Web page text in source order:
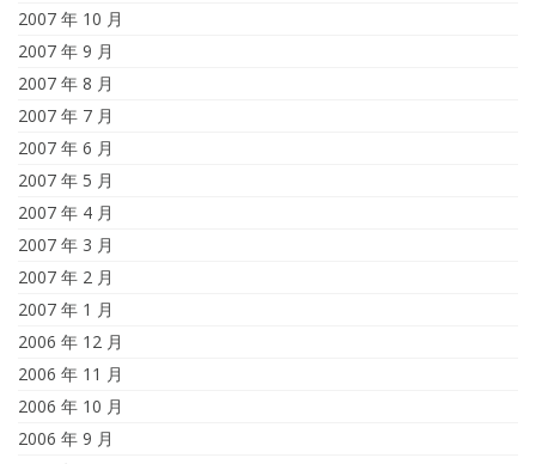
2007 年 10 月
2007 年 9 月
2007 年 8 月
2007 年 7 月
2007 年 6 月
2007 年 5 月
2007 年 4 月
2007 年 3 月
2007 年 2 月
2007 年 1 月
2006 年 12 月
2006 年 11 月
2006 年 10 月
2006 年 9 月